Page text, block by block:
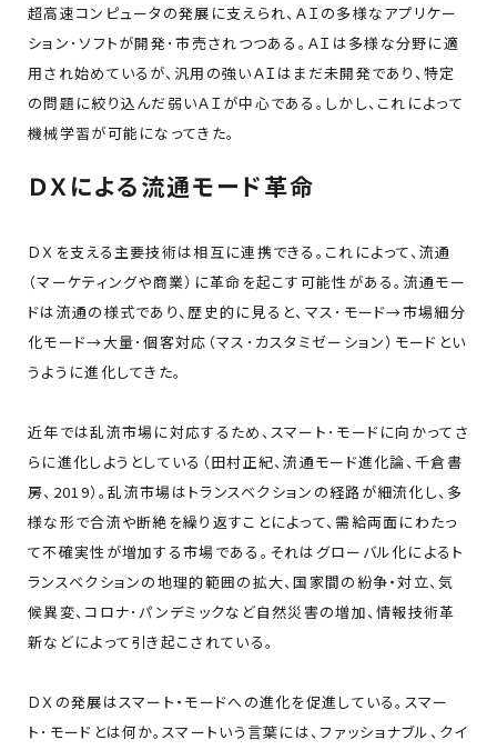
超高速コンピュータの発展に支えられ、ＡＩの多様なアプリケー
ション･ソフトが開発･市売されつつある。ＡＩは多様な分野に適
用され始めているが、汎用の強いＡＩはまだ未開発であり、特定
の問題に絞り込んだ弱いＡＩが中心である。しかし、これによって
機械学習が可能になってきた。
ＤＸによる流通モード革命
ＤＸを支える主要技術は相互に連携できる。これによって、流通
（マーケティングや商業）に革命を起こす可能性がある。流通モー
ドは流通の様式であり、歴史的に見ると、マス･モード→市場細分
化モード→大量･個客対応（マス･カスタミゼーション）モードとい
うように進化してきた。
近年では乱流市場に対応するため、スマート･モードに向かってさ
らに進化しようとしている（田村正紀、流通モード進化論、千倉書
房、2019）。乱流市場はトランスベクションの経路が細流化し、多
様な形で合流や断絶を繰り返すことによって、需給両面にわたっ
て不確実性が増加する市場である。それはグローバル化によるト
ランスベクションの地理的範囲の拡大、国家間の紛争・対立、気
候異変、コロナ･パンデミックなど自然災害の増加、情報技術革
新などによって引き起こされている。
ＤＸの発展はスマート・モードへの進化を促進している。スマー
ト･モードとは何か。スマートいう言葉には、ファッショナブル、クイ